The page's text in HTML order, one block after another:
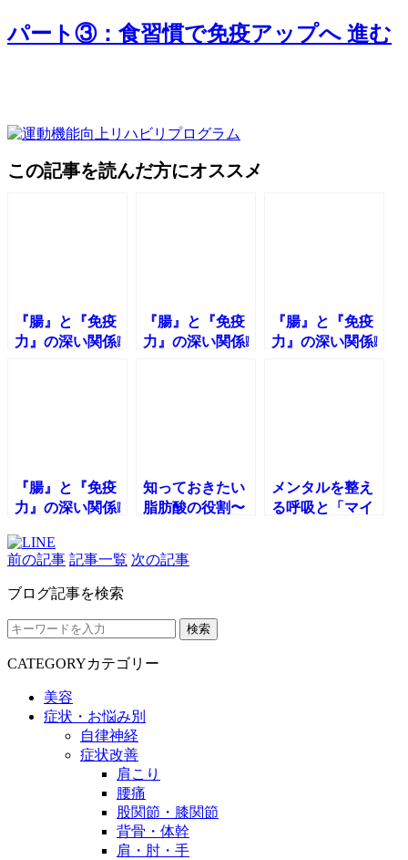
パート③：食習慣で免疫アップへ 進む
この記事を読んだ方にオススメ
『腸』と『免疫
力』の深い関係❕
『腸』と『免疫
力』の深い関係❕
『腸』と『免疫
力』の深い関係❕
『腸』と『免疫
力』の深い関係❕
食事術🍽ーパー
ト①ー
知っておきたい
脂肪酸の役割〜
メンタルを整え
る呼吸と「マイ
前の記事 記事一覧 次の記事
ブログ記事を検索
検索
CATEGORYカテゴリー
美容
症状・お悩み別
自律神経
症状改善
肩こり
腰痛
股関節・膝関節
背骨・体幹
肩・肘・手